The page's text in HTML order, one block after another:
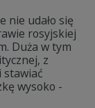
nie udało się
rosyjskiej
Duża w tym
z
stawiać
wysoko -